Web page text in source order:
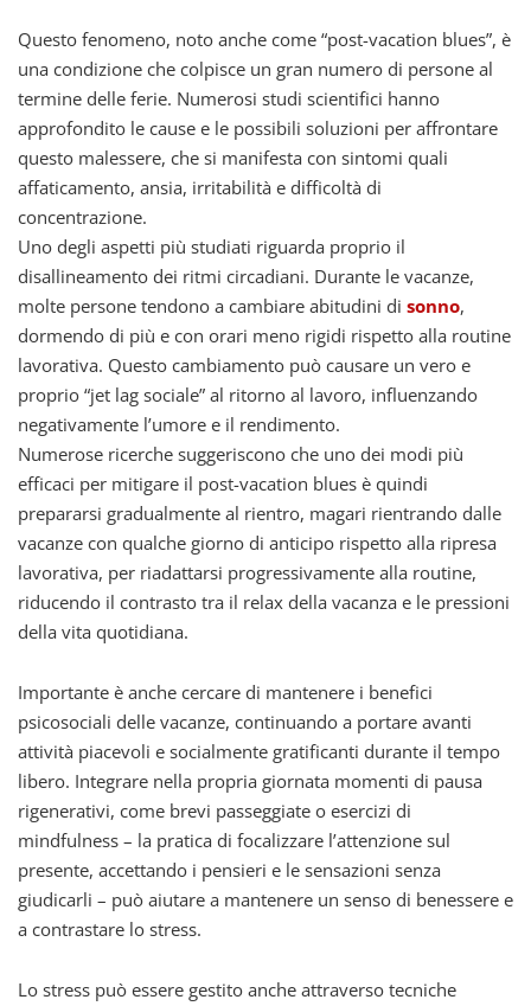
Questo fenomeno, noto anche come “post-vacation blues”, è
una condizione che colpisce un gran numero di persone al
termine delle ferie. Numerosi studi scientifici hanno
approfondito le cause e le possibili soluzioni per affrontare
questo malessere, che si manifesta con sintomi quali
affaticamento, ansia, irritabilità e difficoltà di
concentrazione.
Uno degli aspetti più studiati riguarda proprio il
disallineamento dei ritmi circadiani. Durante le vacanze,
molte persone tendono a cambiare abitudini di sonno,
dormendo di più e con orari meno rigidi rispetto alla routine
lavorativa. Questo cambiamento può causare un vero e
proprio “jet lag sociale” al ritorno al lavoro, influenzando
negativamente l’umore e il rendimento.
Numerose ricerche suggeriscono che uno dei modi più
efficaci per mitigare il post-vacation blues è quindi
prepararsi gradualmente al rientro, magari rientrando dalle
vacanze con qualche giorno di anticipo rispetto alla ripresa
lavorativa, per riadattarsi progressivamente alla routine,
riducendo il contrasto tra il relax della vacanza e le pressioni
della vita quotidiana.
Importante è anche cercare di mantenere i benefici
psicosociali delle vacanze, continuando a portare avanti
attività piacevoli e socialmente gratificanti durante il tempo
libero. Integrare nella propria giornata momenti di pausa
rigenerativi, come brevi passeggiate o esercizi di
mindfulness – la pratica di focalizzare l’attenzione sul
presente, accettando i pensieri e le sensazioni senza
giudicarli – può aiutare a mantenere un senso di benessere e
a contrastare lo stress.
Lo stress può essere gestito anche attraverso tecniche